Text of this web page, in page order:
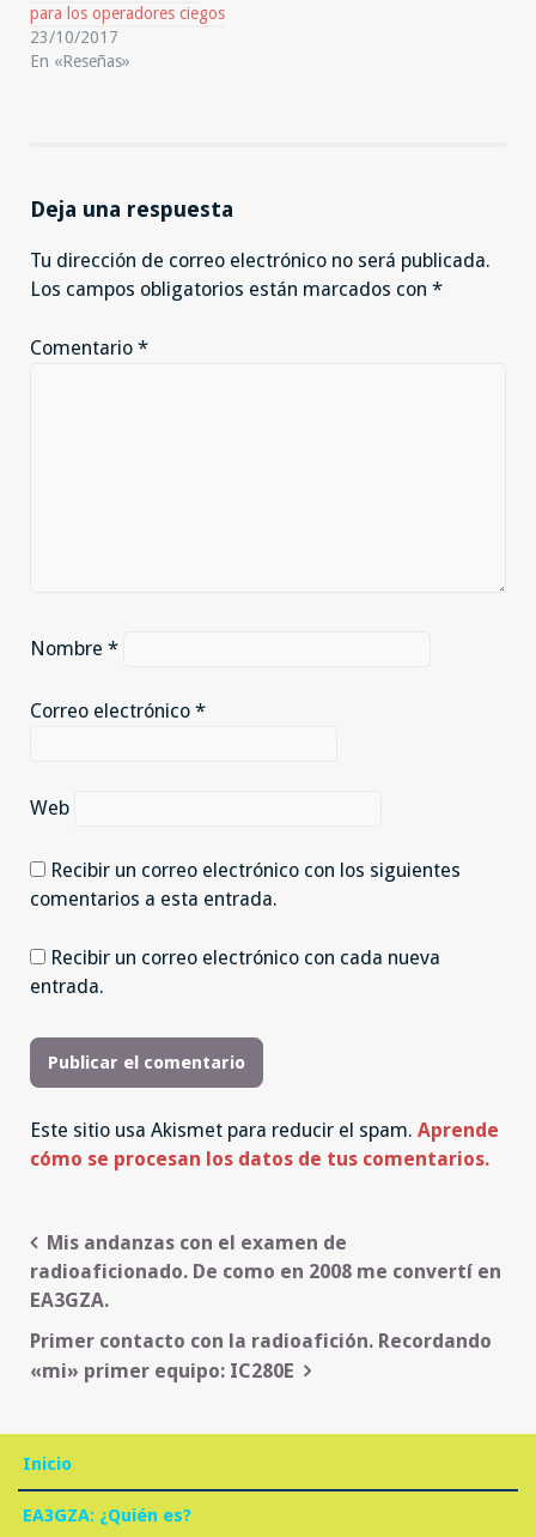
para los operadores ciegos
23/10/2017
En «Reseñas»
Deja una respuesta
Tu dirección de correo electrónico no será publicada.
Los campos obligatorios están marcados con *
Comentario *
Nombre *
Correo electrónico *
Web
Recibir un correo electrónico con los siguientes
comentarios a esta entrada.
Recibir un correo electrónico con cada nueva
entrada.
Este sitio usa Akismet para reducir el spam. Aprende
cómo se procesan los datos de tus comentarios.
Navegación
de
Mis andanzas con el examen de
radioaficionado. De como en 2008 me convertí en
EA3GZA.
Primer contacto con la radioafición. Recordando
«mi» primer equipo: IC280E
Inicio
EA3GZA: ¿Quién es?